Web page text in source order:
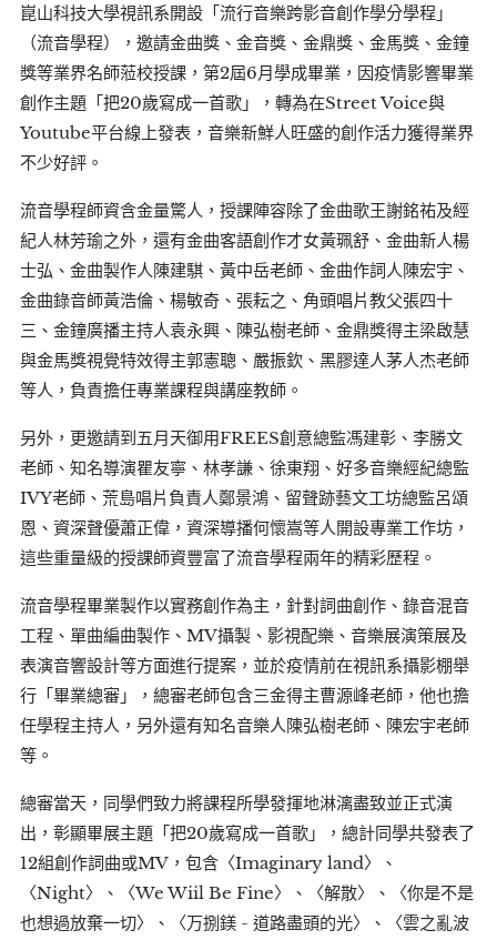
崑山科技大學視訊系開設「流行音樂跨影音創作學分學程」
（流音學程），邀請金曲獎、金音獎、金鼎獎、金馬獎、金鐘
獎等業界名師蒞校授課，第2屆6月學成畢業，因疫情影響畢業
創作主題「把20歲寫成一首歌」，轉為在Street Voice與
Youtube平台線上發表，音樂新鮮人旺盛的創作活力獲得業界
不少好評。
流音學程師資含金量驚人，授課陣容除了金曲歌王謝銘祐及經
紀人林芳瑜之外，還有金曲客語創作才女黃珮舒、金曲新人楊
士弘、金曲製作人陳建騏、黃中岳老師、金曲作詞人陳宏宇、
金曲錄音師黃浩倫、楊敏奇、張耘之、角頭唱片教父張四十
三、金鐘廣播主持人袁永興、陳弘樹老師、金鼎獎得主梁啟慧
與金馬獎視覺特效得主郭憲聰、嚴振欽、黑膠達人茅人杰老師
等人，負責擔任專業課程與講座教師。
另外，更邀請到五月天御用FREES創意總監馮建彰、李勝文
老師、知名導演瞿友寧、林孝謙、徐東翔、好多音樂經紀總監
IVY老師、荒島唱片負責人鄭景鴻、留聲跡藝文工坊總監呂頌
恩、資深聲優蕭正偉，資深導播何懷嵩等人開設專業工作坊，
這些重量級的授課師資豐富了流音學程兩年的精彩歷程。
流音學程畢業製作以實務創作為主，針對詞曲創作、錄音混音
工程、單曲編曲製作、MV攝製、影視配樂、音樂展演策展及
表演音響設計等方面進行提案，並於疫情前在視訊系攝影棚舉
行「畢業總審」，總審老師包含三金得主曹源峰老師，他也擔
任學程主持人，另外還有知名音樂人陳弘樹老師、陳宏宇老師
等。
總審當天，同學們致力將課程所學發揮地淋漓盡致並正式演
出，彰顯畢展主題「把20歲寫成一首歌」，總計同學共發表了
12組創作詞曲或MV，包含〈Imaginary land〉、
〈Night〉、〈We Wiil Be Fine〉、〈解散〉、〈你是不是
也想過放棄一切〉、〈万捌鎂 - 道路盡頭的光〉、〈雲之亂波